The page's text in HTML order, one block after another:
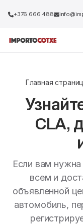
+376 666 488
Главная
CLA,
Если вам
всем и
объявленной
автомобиль,